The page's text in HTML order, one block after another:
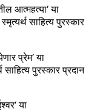
आत्महत्या’ या
साहित्य पुरस्कार
प्रेम’ या
साहित्य पुरस्कार प्रदान
या